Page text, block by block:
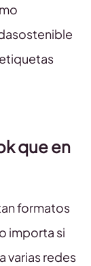
que en
formatos
importa si
varias redes